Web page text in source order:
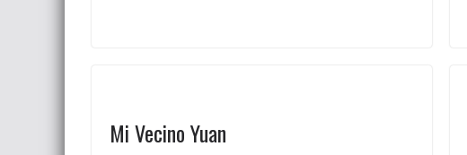
Mi Vecino Yuan